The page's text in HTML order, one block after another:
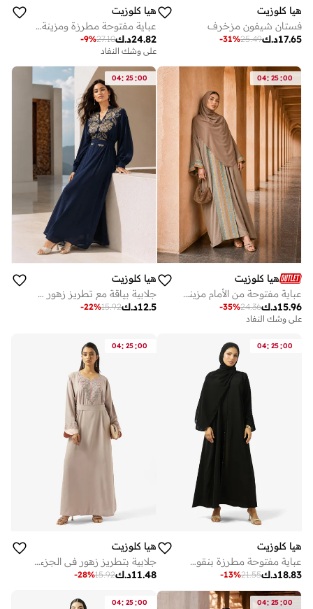
هيا كلوزيت
فستان شيفون مزخرف
د.ك17.65
25.49
-31%
هيا كلوزيت
عباية مفتوحة مطرزة ومزينة بياقة عالية
د.ك24.82
27.10
-9%
على وشك النفاد
04: 25:00
هيا كلوزيت
عباية مفتوحة من الأمام مزينة ومطرزة
د.ك15.96
24.36
-35%
على وشك النفاد
04: 25:00
هيا كلوزيت
جلابية بياقة مع تطريز زهور في الجزء الأمامي وحزام
د.ك12.5
15.92
-22%
04: 25:00
هيا كلوزيت
عباية مفتوحة مطرزة بنقوش الزهور بياقة مستديرة
د.ك18.83
21.55
-13%
04: 25:00
هيا كلوزيت
جلابية بتطريز زهور في الجزء الأمامي
د.ك11.48
15.92
-28%
04: 25:00
04: 25:00